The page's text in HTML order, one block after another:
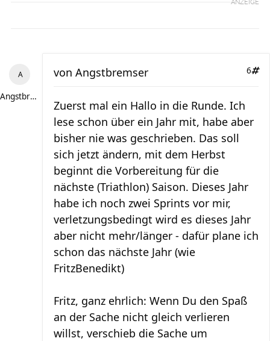
ANZEIGE
Angstbremser
6
von Angstbremser
Zuerst mal ein Hallo in die Runde. Ich
lese schon über ein Jahr mit, habe aber
bisher nie was geschrieben. Das soll
sich jetzt ändern, mit dem Herbst
beginnt die Vorbereitung für die
nächste (Triathlon) Saison. Dieses Jahr
habe ich noch zwei Sprints vor mir,
verletzungsbedingt wird es dieses Jahr
aber nicht mehr/länger - dafür plane ich
schon das nächste Jahr (wie
FritzBenedikt)
Fritz, ganz ehrlich: Wenn Du den Spaß
an der Sache nicht gleich verlieren
willst, verschieb die Sache um